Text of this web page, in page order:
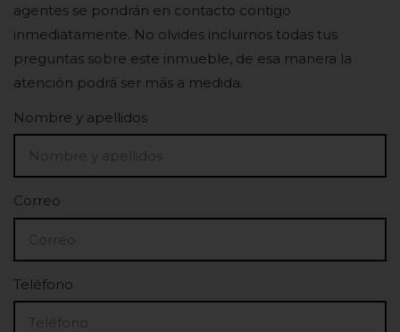
agentes se pondrán en contacto contigo
inmediatamente. No olvides incluirnos todas tus
preguntas sobre este inmueble, de esa manera la
atención podrá ser más a medida.
Nombre y apellidos
Correo
Teléfono